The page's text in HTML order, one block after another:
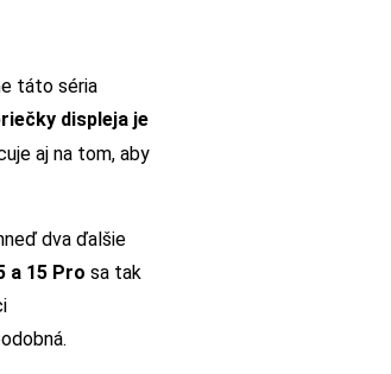
táto séria
displeja je
aj na tom, aby
dva ďalšie
a 15 Pro sa tak